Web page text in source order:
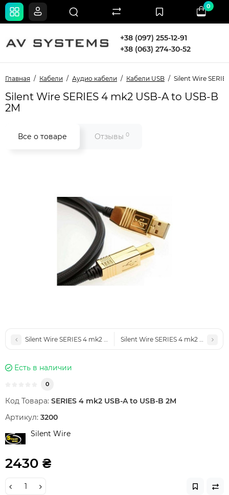
+38 (097) 255-12-91
+38 (063) 274-30-52
0
Главная Кабели Аудио кабели Кабели USB Silent Wire
Silent Wire SERIES 4 mk2 USB-A to USB-B
2M
Все о товаре Отзывы 0
Silent Wire SERIES 4 mk2 USB-A to USB-B 3MSilent Wire SERIES 4 mk2 USB-A
Есть в наличии
0
Код Товара: SERIES 4 mk2 USB-A to USB-B 2M
Артикул: 3200
Silent Wire
2430 ₴